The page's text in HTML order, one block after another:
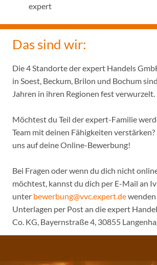
expert
Das sind wir:
Die 4 Standorte der expert Handels
in Soest, Beckum, Brilon und Bochum
Jahren in ihren Regionen fest verwurzelt.
Möchtest du Teil der expert-Familie
Team mit deinen Fähigkeiten
uns auf deine Online-Bewerbung!
Bei Fragen oder wenn du dich nicht
möchtest, kannst du dich per E-Mail an
unter bewerbung@vvc.expert.de
Unterlagen per Post an die expert
Co. KG, Bayernstraße 4, 30855